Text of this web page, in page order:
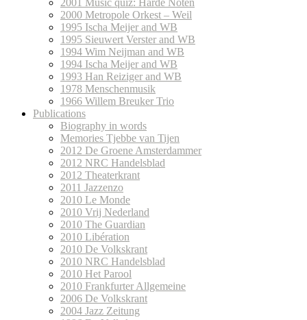
2000 Metropole Orkest – Weil
1995 Ischa Meijer and WB
1995 Sieuwert Verster and WB
1994 Wim Neijman and WB
1994 Ischa Meijer and WB
1993 Han Reiziger and WB
1978 Menschenmusik
1966 Willem Breuker Trio
Publications
Biography in words
Memories Tjebbe van Tijen
2012 De Groene Amsterdammer
2012 NRC Handelsblad
2012 Theaterkrant
2011 Jazzenzo
2010 Le Monde
2010 Vrij Nederland
2010 The Guardian
2010 Libération
2010 De Volkskrant
2010 NRC Handelsblad
2010 Het Parool
2010 Frankfurter Allgemeine
2006 De Volkskrant
2004 Jazz Zeitung